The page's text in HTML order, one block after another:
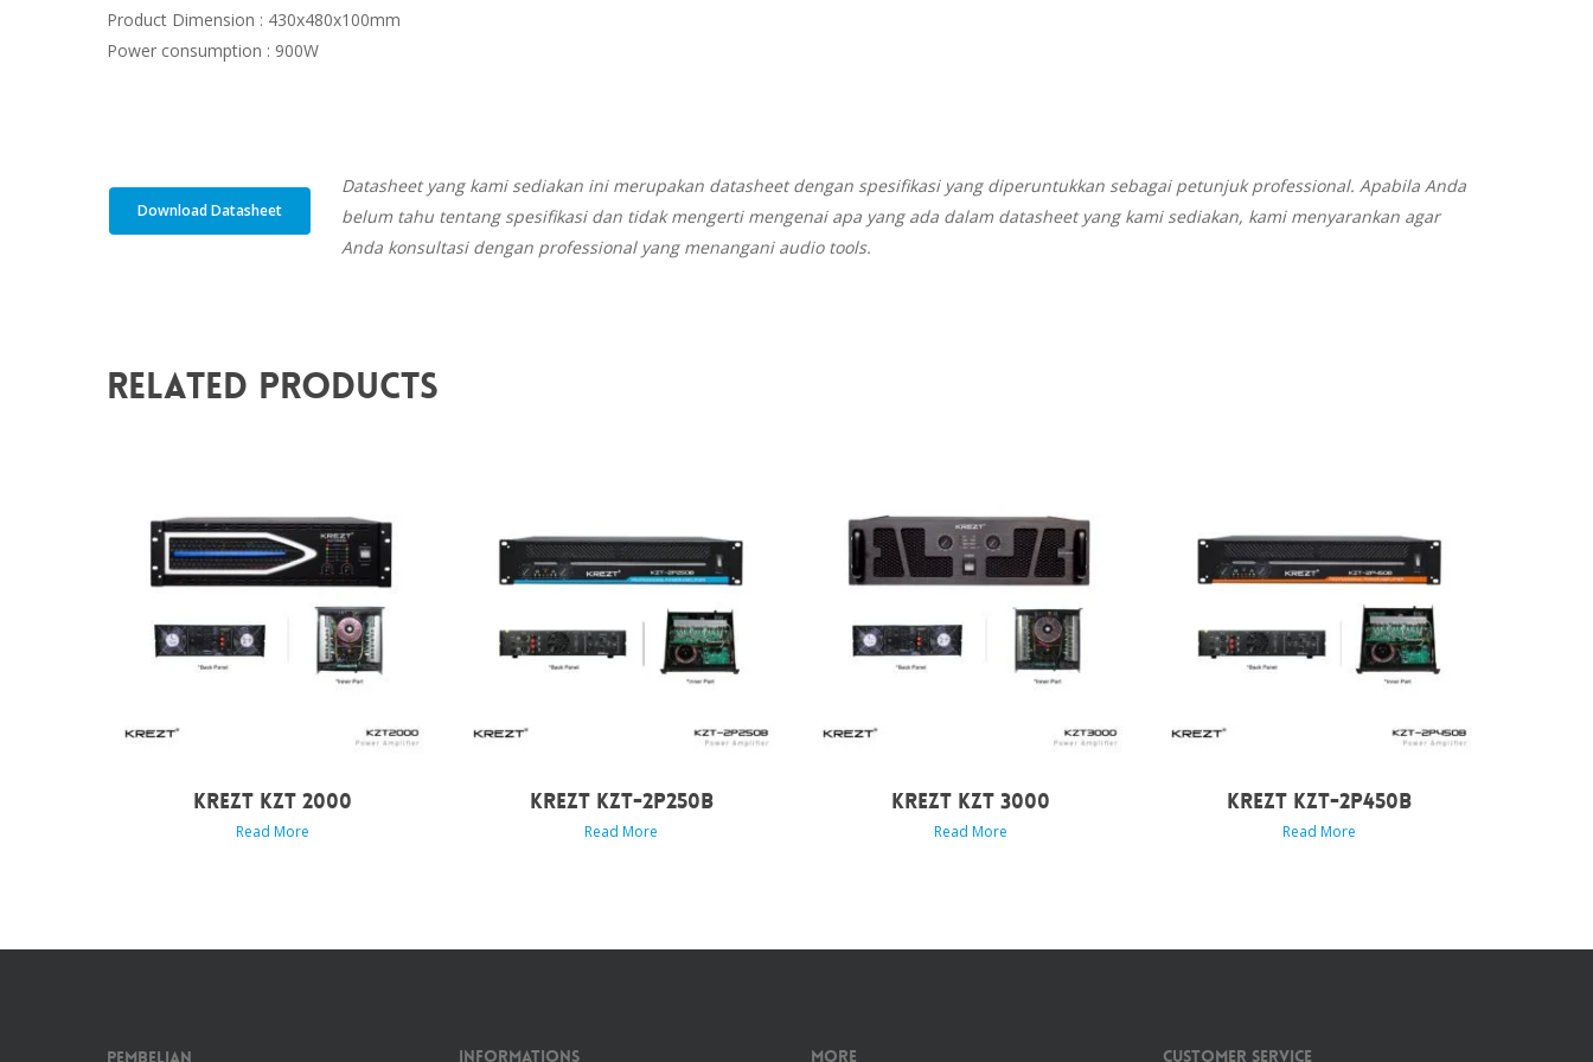
Product Dimension : 430x480x100mm
Power consumption : 900W
Download Datasheet
Datasheet yang kami sediakan ini merupakan datasheet dengan spesifikasi yang diperuntukkan sebagai petunjuk professional. Apabila Anda
belum tahu tentang spesifikasi dan tidak mengerti mengenai apa yang ada dalam datasheet yang kami sediakan, kami menyarankan agar
Anda konsultasi dengan professional yang menangani audio tools.
Related Products
KREZT KZT 2000
Read More
KREZT KZT-2P250B
Read More
KREZT KZT 3000
Read More
KREZT KZT-2P450B
Read More
Pembelian Informations More Customer Service